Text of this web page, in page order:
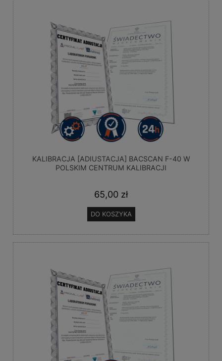
KALIBRACJA [ADIUSTACJA] BACSCAN F-40 W
POLSKIM CENTRUM KALIBRACJI
65,00 zł
DO KOSZYKA